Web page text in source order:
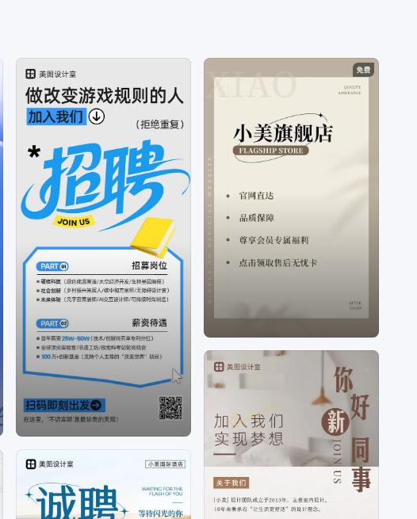
者赔偿法、商家入驻、 商家拒绝退款怎么办、商家
什么电话、商家不开发票属于什么行为、
码怎么申请、商家通、
什么区别、商家收款码、 商家营销费是什么、
商家
商家营销手段是叫噱头吗、商
家营销手段盘点、
商家营销费用是商家自己承担
吗、 商家营销运营部门的职责是什么、
路揭秘、商家营销费用做账会计分录、
心、 商家营销运营部客服好做吗、优惠营销词有哪
些、
优惠营销策略、 优惠营销方案、优惠营销活动
方案、 营销优惠活动、 优惠营销文案、
券、优惠活动营销话术、 营销活动优惠期、优惠促
营销海报图片、 营销海报模板、营销海报制
作、营销海报设计图片、 营销海报怎么做、
报背景图、营销海报生成器下载、
营销海报啥意思
海报设计是一个聚焦商用设计的多场景自助服务设
计器，打破了传统设计软件的技术限制，将内容创
意与设计工具完美的融合一体，为不同场景下的设
计需求提供优质的内容+、工具+、设计+的视觉营
销方案。根据不同场景不同尺寸需求，让用户利用
简单易懂的使用方式，通过修改文字、添加图片等
操作，快捷方便地生成行政办公海报、营销海报、
广告图片、晒单图片等设计物料，拥有商用无忧的
版权字体&素材，让修图设计变得简单。美图秀秀是
一款聚集多种产品为一身的网站；图片编辑，可通
过调整预设尺寸、滤镜光效、文字贴纸等素材，轻